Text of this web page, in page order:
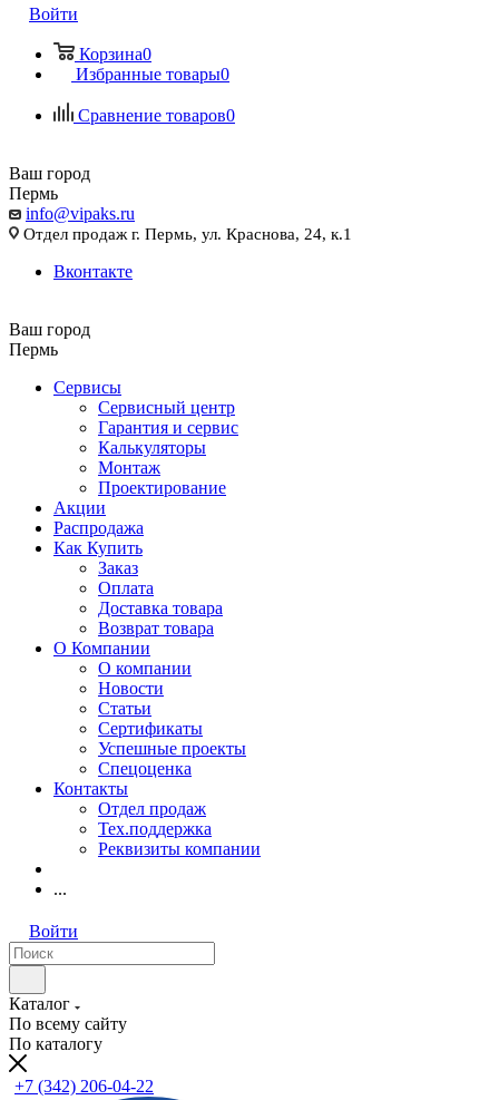
Войти
Корзина0
Избранные товары0
Сравнение товаров0
Ваш город
Пермь
info@vipaks.ru
Отдел продаж г. Пермь, ул. Краснова, 24, к.1
Вконтакте
Ваш город
Пермь
Сервисы
Сервисный центр
Гарантия и сервис
Калькуляторы
Монтаж
Проектирование
Акции
Распродажа
Как Купить
Заказ
Оплата
Доставка товара
Возврат товара
О Компании
О компании
Новости
Статьи
Сертификаты
Успешные проекты
Спецоценка
Контакты
Отдел продаж
Тех.поддержка
Реквизиты компании
...
Войти
Каталог
По всему сайту
По каталогу
+7 (342) 206-04-22